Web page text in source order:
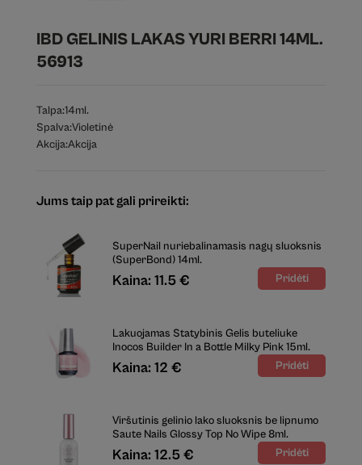
IBD GELINIS LAKAS YURI BERRI 14ML.
56913
Talpa:14ml.
Spalva:Violetinė
Akcija:Akcija
Jums taip pat gali prireikti:
SuperNail nuriebalinamasis nagų sluoksnis
(SuperBond) 14ml.
Kaina: 11.5 €
Lakuojamas Statybinis Gelis buteliuke
Inocos Builder In a Bottle Milky Pink 15ml.
Kaina: 12 €
Viršutinis gelinio lako sluoksnis be lipnumo
Saute Nails Glossy Top No Wipe 8ml.
Kaina: 12.5 €